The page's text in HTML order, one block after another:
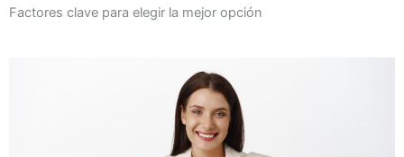
Factores clave para elegir la mejor opción